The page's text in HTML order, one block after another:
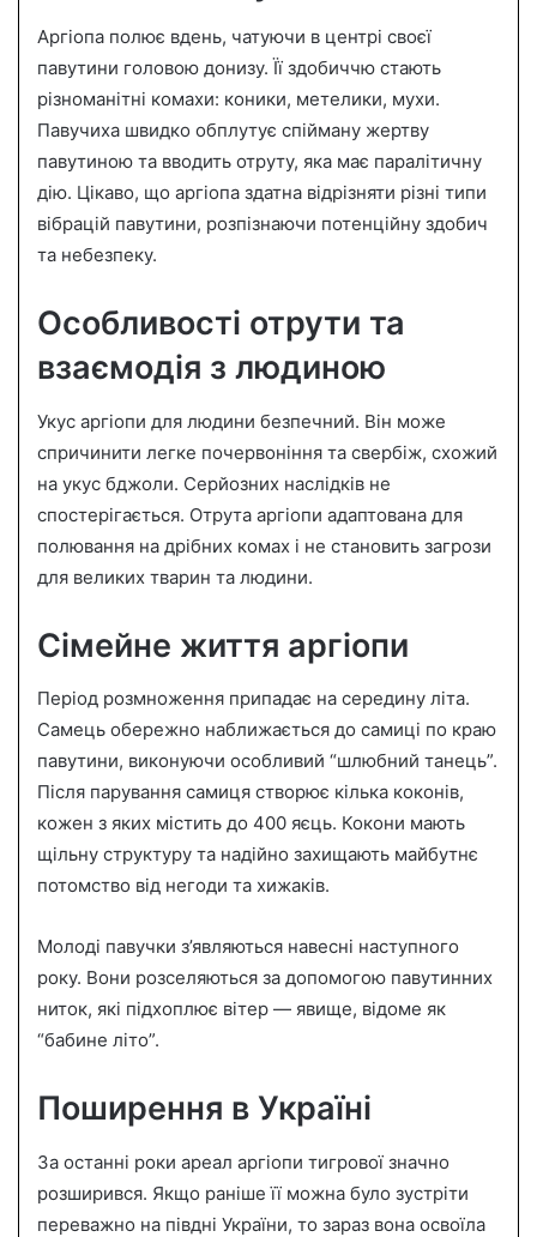
Аргіопа полює вдень, чатуючи в центрі своєї
павутини головою донизу. Її здобиччю стають
різноманітні комахи: коники, метелики, мухи.
Павучиха швидко обплутує спійману жертву
павутиною та вводить отруту, яка має паралітичну
дію. Цікаво, що аргіопа здатна відрізняти різні типи
вібрацій павутини, розпізнаючи потенційну здобич
та небезпеку.
Особливості отрути та
взаємодія з людиною
Укус аргіопи для людини безпечний. Він може
спричинити легке почервоніння та свербіж, схожий
на укус бджоли. Серйозних наслідків не
спостерігається. Отрута аргіопи адаптована для
полювання на дрібних комах і не становить загрози
для великих тварин та людини.
Сімейне життя аргіопи
Період розмноження припадає на середину літа.
Самець обережно наближається до самиці по краю
павутини, виконуючи особливий “шлюбний танець”.
Після парування самиця створює кілька коконів,
кожен з яких містить до 400 яєць. Кокони мають
щільну структуру та надійно захищають майбутнє
потомство від негоди та хижаків.
Молоді павучки з’являються навесні наступного
року. Вони розселяються за допомогою павутинних
ниток, які підхоплює вітер — явище, відоме як
“бабине літо”.
Поширення в Україні
За останні роки ареал аргіопи тигрової значно
розширився. Якщо раніше її можна було зустріти
переважно на півдні України, то зараз вона освоїла